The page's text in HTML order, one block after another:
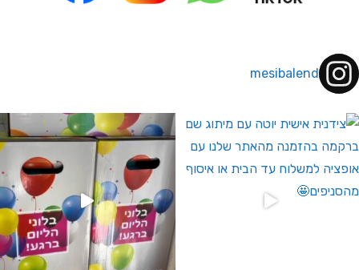
mesibalend
לחברי מועדון ומצטרפים חדשים🤍